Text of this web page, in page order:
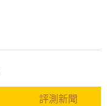
評測新聞